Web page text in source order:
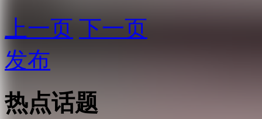
上一页 下一页
发布
热点话题